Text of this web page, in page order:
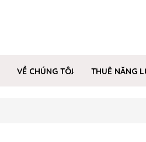
VỀ CHÚNG TÔI THUÊ NĂNG